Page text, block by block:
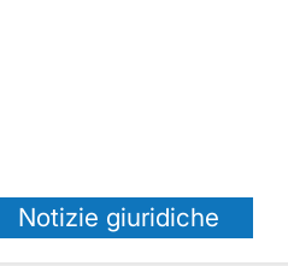
Notizie giuridiche